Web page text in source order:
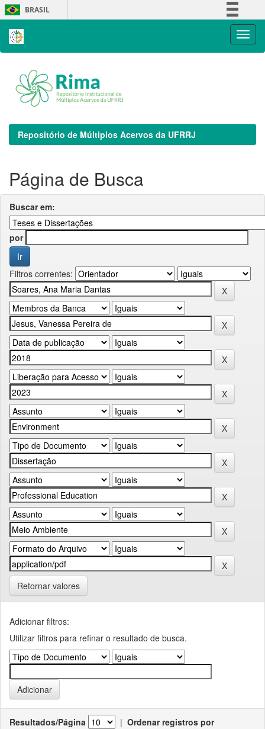
Skip
navigation
BRASIL
Repositório de Múltiplos Acervos da UFRRJ
Página de Busca
Buscar em:
por
Filtros correntes:
Retornar valores
Adicionar filtros:
Utilizar filtros para refinar o resultado de busca.
Resultados/Página | Ordenar registros por